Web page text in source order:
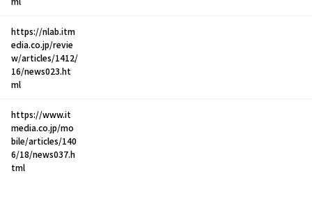
https://nlab.itm
edia.co.jp/revie
w/articles/1412/
16/news023.ht
ml
https://www.it
media.co.jp/mo
bile/articles/140
6/18/news037.h
tml